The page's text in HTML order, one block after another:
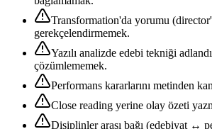
Transformation'da yorumu
gerekçelendirmemek.
Yazılı analizde edebi tekniği
çözümlememek.
Performans kararlarını metinden
Close reading yerine olay özeti
Disiplinler arası bağı (edebiyat ↔